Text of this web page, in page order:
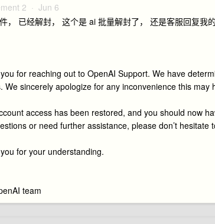
2 · Jun 6
， 已经解封， 这个是 ai 批量解封了， 还是客服回复我的
for reaching out to OpenAI Support. We have
We sincerely apologize for any inconvenience this may
access has been restored, and you should now
or need further assistance, please don’t hesitate
for your understanding.
team